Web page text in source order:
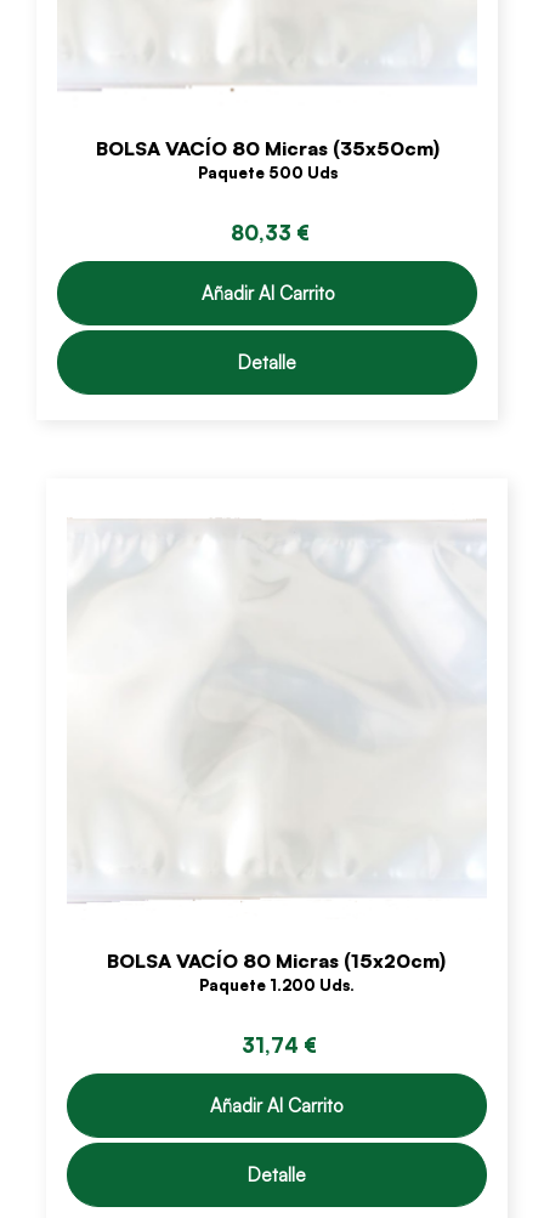
BOLSA VACÍO 80 Micras (35x50cm)
Paquete 500 Uds
80,33 €
Añadir Al Carrito
Detalle
BOLSA VACÍO 80 Micras (15x20cm)
Paquete 1.200 Uds.
31,74 €
Añadir Al Carrito
Detalle